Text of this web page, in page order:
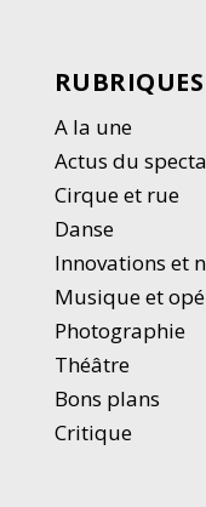
RUBRIQUES
A la une
Actus du
Cirque et rue
Danse
Innovations et
Musique et
Photographie
Théâtre
Bons plans
Critique